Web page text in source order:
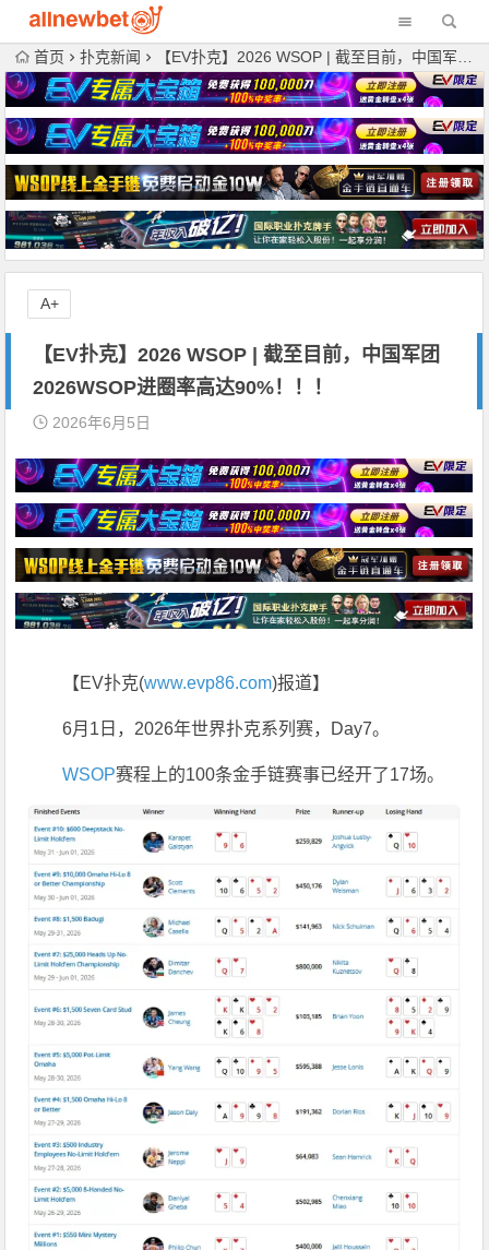
首页 扑克新闻 【EV扑克】2026 WSOP | 截至目前，中国军团2026WSOP进圈率高达90%！！！
【EV扑克】2026 WSOP | 截至目前，中国军团
2026WSOP进圈率高达90%！！！
2026年6月5日
【EV扑克(www.evp86.com)报道】
6月1日，2026年世界扑克系列赛，Day7。
WSOP赛程上的100条金手链赛事已经开了17场。
A+